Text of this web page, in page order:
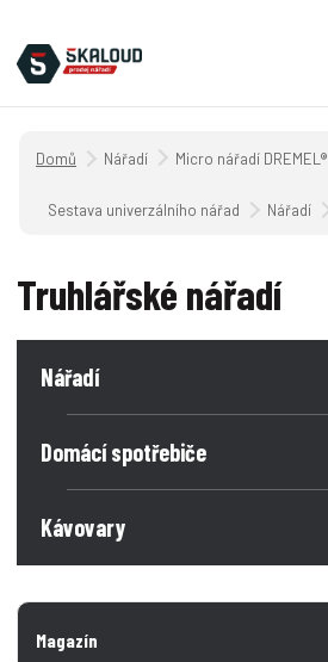
Úvodní strana
Nářadí Micro nářadí DREMEL®
Sestava univerzálního nářadí Nářadí
Truhlářské nářadí
Nářadí
Domácí spotřebiče
Kávovary
Magazín